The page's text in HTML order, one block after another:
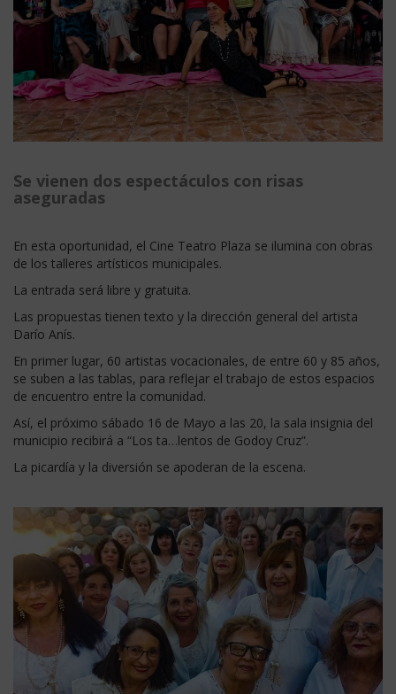
Se vienen dos espectáculos con risas
aseguradas
En esta oportunidad, el Cine Teatro Plaza se ilumina con obras
de los talleres artísticos municipales.
La entrada será libre y gratuita.
Las propuestas tienen texto y la dirección general del artista
Darío Anís.
En primer lugar, 60 artistas vocacionales, de entre 60 y 85 años,
se suben a las tablas, para reflejar el trabajo de estos espacios
de encuentro entre la comunidad.
Así, el próximo sábado 16 de Mayo a las 20, la sala insignia del
municipio recibirá a “Los ta…lentos de Godoy Cruz”.
La picardía y la diversión se apoderan de la escena.